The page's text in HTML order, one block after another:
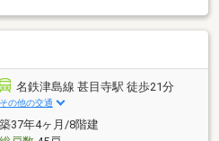
独立和室・各洋室・和室等に収
ライバシーに配慮されたクラン
室暖房乾燥機・スロップシンク
ォーム内容【張替】全室クロス
ンジフード、トイレ、給湯器 等
ル上貼、畳表替、ハウスクリー
い探しをお手伝いします
詳細・ご相談はお気軽にお問
名鉄津島線 甚目寺駅 徒歩21分
その他の交通
築37年4ヶ月/8階建